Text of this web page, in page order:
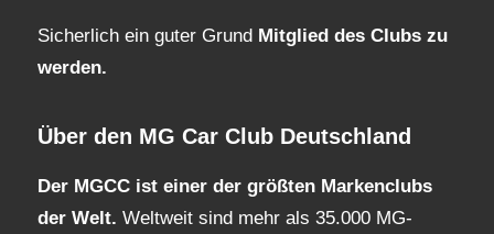
Sicherlich ein guter Grund Mitglied des Clubs zu
werden.
Über den MG Car Club Deutschland
Der MGCC ist einer der größten Markenclubs
der Welt. Weltweit sind mehr als 35.000 MG-